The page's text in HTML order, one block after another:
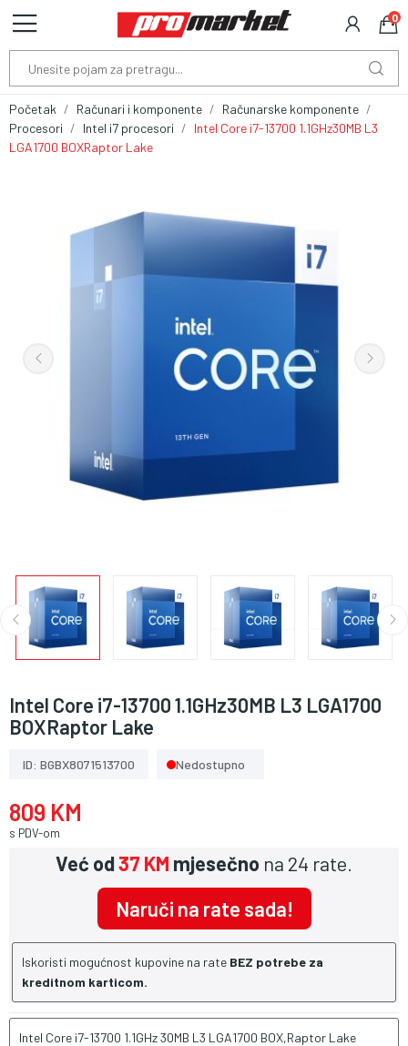
0
Početak Računari i komponente
Računarske komponente
Procesori
Intel i7 procesori
Intel Core i7-13700 1.1GHz30MB L3
LGA1700 BOXRaptor Lake
Intel Core i7-13700 1.1GHz30MB L3 LGA1700
BOXRaptor Lake
ID: BGBX8071513700 Nedostupno
809 KM
s PDV-om
Već od37 KM mjesečno na 24 rate.
Naruči na rate sada!
Iskoristi mogućnost kupovine na rate BEZ potrebe za
kreditnom karticom.
Intel Core i7-13700 1.1GHz 30MB L3 LGA1700 BOX,Raptor Lake